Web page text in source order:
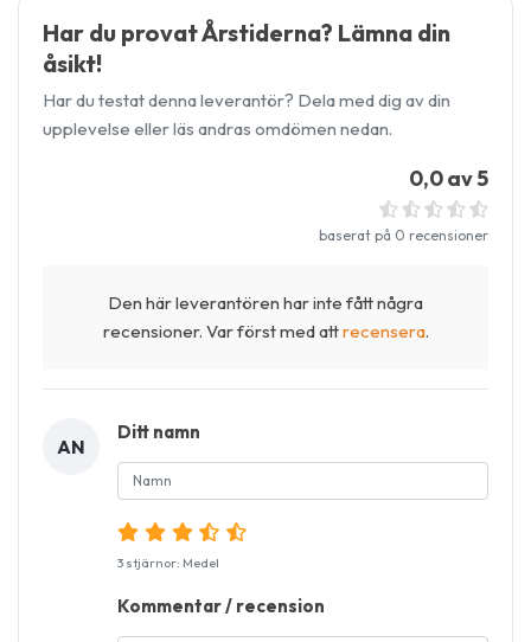
Har du provat Årstiderna? Lämna din
åsikt!
Har du testat denna leverantör? Dela med dig av din
upplevelse eller läs andras omdömen nedan.
0,0 av 5
baserat på 0 recensioner
Den här leverantören har inte fått några
recensioner. Var först med attrecensera.
AN
Ditt namn
3 stjärnor: Medel
Kommentar / recension